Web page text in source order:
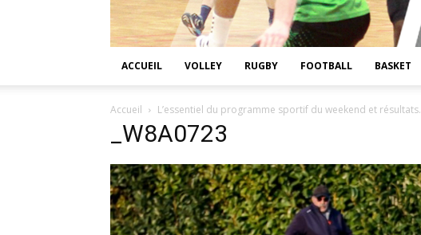
ACCUEIL VOLLEY RUGBY FOOTBALL BASKET
Accueil L’essentiel du programme sportif du weekend et résultats.
_W8A0723